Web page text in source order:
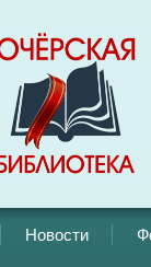
Новости